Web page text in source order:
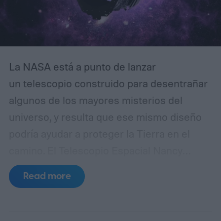
La NASA está a punto de lanzar
un telescopio construido para desentrañar
algunos de los mayores misterios del
universo, y resulta que ese mismo diseño
Grace Roman está programado para
despegar desde el Centro Espacial
Read more